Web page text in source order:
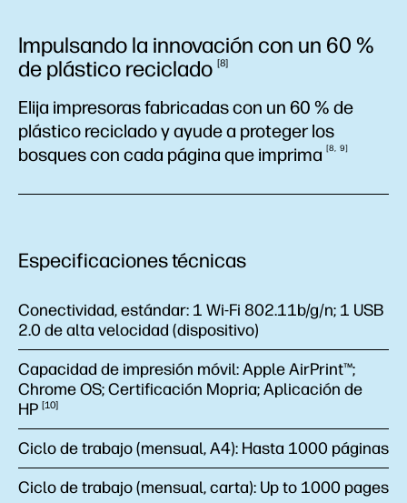
Impulsando la innovación con un 60 %
de plástico reciclado 8
Elija impresoras fabricadas con un 60 % de
plástico reciclado y ayude a proteger los
bosques con cada página que imprima 8 9
Especificaciones técnicas
Conectividad, estándar: 1 Wi-Fi 802.11b/g/n; 1 USB
2.0 de alta velocidad (dispositivo)
Capacidad de impresión móvil:Apple AirPrint™;
Chrome OS; Certificación Mopria; Aplicación de
HP 10
Ciclo de trabajo (mensual, A4): Hasta 1000 páginas
Ciclo de trabajo (mensual, carta): Up to 1000 pages